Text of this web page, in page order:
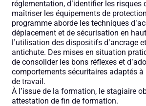
réglementation, d’identifier les risques
maîtriser les équipements de
programme aborde les techniques
déplacement et de sécurisation en
l’utilisation des dispositifs d’ancrage
antichute. Des mises en situation
de consolider les bons réflexes et
comportements sécuritaires adaptés à
de travail.
À l’issue de la formation, le stagiaire
attestation de fin de formation.